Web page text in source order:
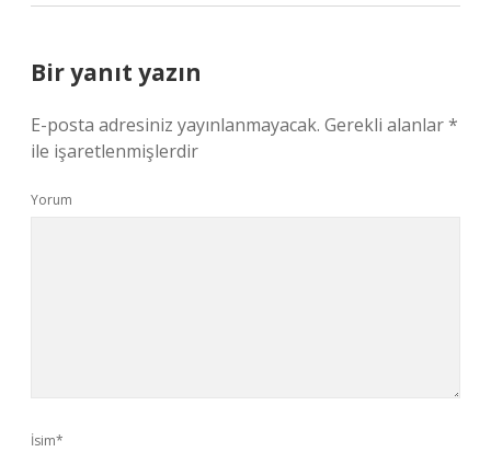
Bir yanıt yazın
E-posta adresiniz yayınlanmayacak. Gerekli alanlar*
ile işaretlenmişlerdir
Yorum
İsim*